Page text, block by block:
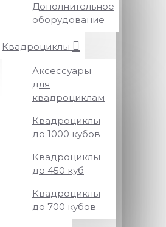
Дополнительное
оборудование
Квадроциклы
Аксессуары
для
квадроциклам
Квадроциклы
до 1000 кубов
Квадроциклы
до 450 куб
Квадроциклы
до 700 кубов